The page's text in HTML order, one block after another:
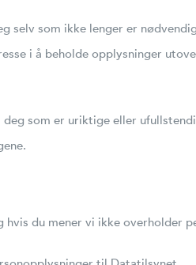
selv som ikke lenger er
i å beholde opplysninger
som er uriktige eller
du mener vi ikke overholder